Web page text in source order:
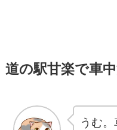
道の駅甘楽で車
うむ